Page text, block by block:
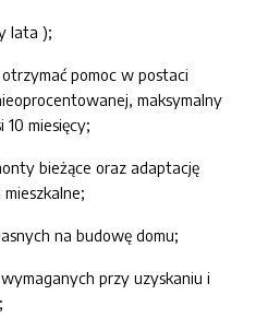
lata );
pomoc w postaci
maksymalny
miesięcy;
bieżące oraz adaptację
na budowę domu;
przy uzyskaniu i